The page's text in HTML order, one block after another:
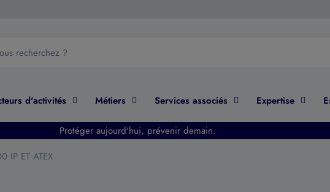
d'activités Métiers Services associés Expertise
Protéger aujourd'hui, prévenir demain.
IP ET ATEX